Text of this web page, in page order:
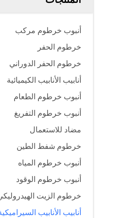
أنبوب خرطوم مركب
خرطوم الحفر
خرطوم الحفر الدوراني
أنابيب الأنابيب الكيميائية
أنبوب خرطوم الطعام
أنبوب خرطوم التفريغ
مضاد للاستعمال
خرطوم شفط الطين
أنبوب خرطوم المياه
أنبوب خرطوم الوقود
خرطوم الزيت
أنابيب الأنابيب